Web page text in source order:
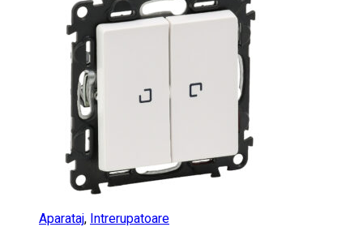
Aparataj, Intrerupatoare